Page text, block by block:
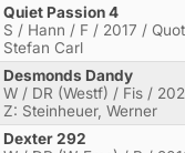
Quiet Passion 4
S / Hann / F / 2017 /
Stefan Carl
Desmonds Dandy
W / DR (Westf) / Fis /
Z: Steinheuer, Werner
Dexter 292